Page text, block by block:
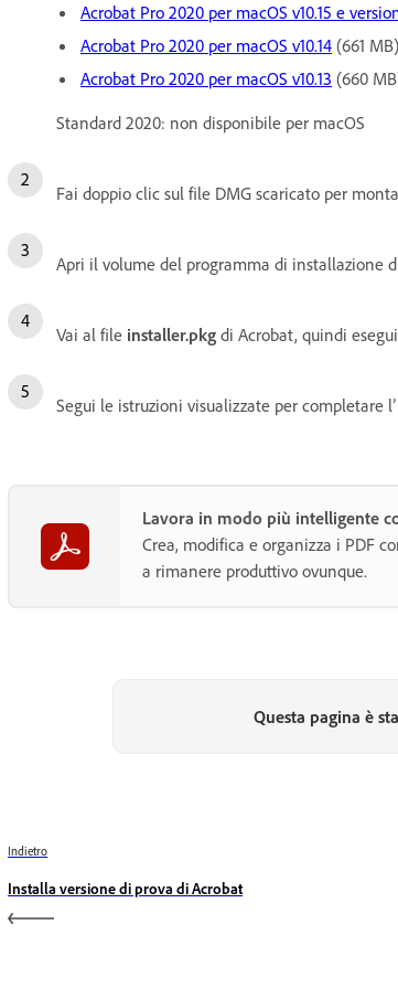
Acrobat Pro 2020 per macOS v10.15 e
Acrobat Pro 2020 per macOS v10.14 (661 MB)
Acrobat Pro 2020 per macOS v10.13 (660
Standard 2020: non disponibile per macOS
Fai doppio clic sul file DMG scaricato per
Apri il volume del programma di installazione
Vai al file installer.pkg di Acrobat, quindi
Segui le istruzioni visualizzate per completare
Lavora in modo più intelligente
Crea, modifica e organizza i PDF
a rimanere produttivo ovunque.
Questa pagina è
Indietro
Installa versione di prova di Acrobat